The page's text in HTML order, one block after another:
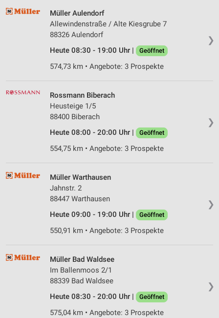
❯
Müller Aulendorf
Allewindenstraße / Alte Kiesgrube 7
88326 Aulendorf
Heute 08:30 - 19:00 Uhr |
Geöffnet
574,73 km • Angebote: 3 Prospekte
❯
Rossmann Biberach
Heusteige 1/5
88400 Biberach
Heute 08:00 - 20:00 Uhr |
Geöffnet
554,75 km • Angebote: 3 Prospekte
❯
Müller Warthausen
Jahnstr. 2
88447 Warthausen
Heute 09:00 - 19:00 Uhr |
Geöffnet
550,91 km • Angebote: 3 Prospekte
❯
Müller Bad Waldsee
Im Ballenmoos 2/1
88339 Bad Waldsee
Heute 08:30 - 20:00 Uhr |
Geöffnet
575,04 km • Angebote: 3 Prospekte